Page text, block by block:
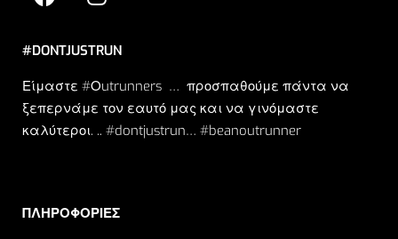
#DONTJUSTRUN
Είμαστε #Οutrunners … προσπαθούμε πάντα να
ξεπερνάμε τον εαυτό μας και να γινόμαστε
καλύτεροι. .. #dontjustrun… #beanoutrunner
ΠΛΗΡΟΦΟΡΙΕΣ​